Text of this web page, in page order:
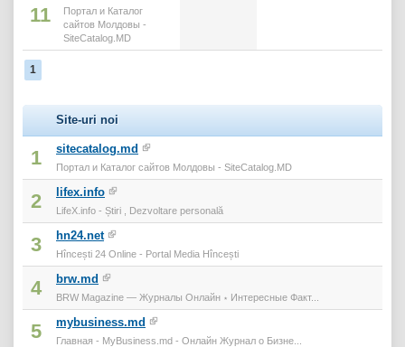
11
Портал и Каталог
сайтов Молдовы -
SiteCatalog.MD
1
Site-uri noi
1 sitecatalog.md
Портал и Каталог сайтов Молдовы - SiteCatalog.MD
2 lifex.info
LifeX.info - Știri , Dezvoltare personală
3 hn24.net
Hîncești 24 Online - Portal Media Hîncești
4 brw.md
BRW Magazine — Журналы Онлайн ⋆ Интересные Факт...
5 mybusiness.md
Главная - MyBusiness.md - Онлайн Журнал о Бизне...